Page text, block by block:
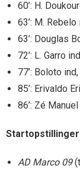
60’: H.
63’: M.
63’: Douglas
72’: L. Garro
77’: Boloto
85’: Erivaldo
86’: Zé
Startopstillinger
AD Marco 09